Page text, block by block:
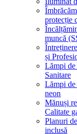
protecție
muncă
și
Lămpi de
Sanitare
Lămpi
neon
Mănuși
Calitate
Planuri
inclusă